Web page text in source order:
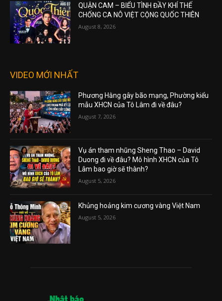
QUẬN CAM – BIỂU TÌNH ĐẦY KHÍ THẾ
CHỐNG CA NÔ VIỆT CỘNG QUỐC THIÊN
August 8, 2026
VIDEO MỚI NHẤT
Phương Hằng gây bão mạng, Phường kiểu
mẫu XHCN của Tô Lâm đi về đâu?
August 7, 2026
Vụ án tham nhũng Sheng Thao – David
Duong đi về đâu? Mô hình XHCN của Tô
Lâm bao giờ sẽ thành?
August 5, 2026
Khủng hoảng kim cương vàng Việt Nam
August 5, 2026